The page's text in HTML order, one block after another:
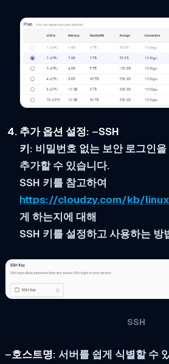
추가 옵션 설정: –SSH
키: 비밀번호 없는 보안 로그인
추가할 수 있습니다.
SSH 키를 참고하여
https://cloudzy.com/kb/
게 하는지에 대해
SSH 키를 설정하고 사용하는 방
SSH
–호스트명: 서버를 쉽게 식별할 수